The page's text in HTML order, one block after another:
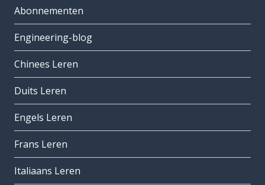
Abonnementen
Engineering-blog
Chinees Leren
Duits Leren
Engels Leren
Frans Leren
Italiaans Leren